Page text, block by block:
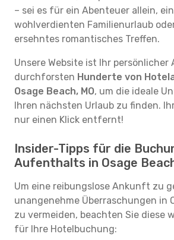
– sei es für ein Abenteuer allein,
wohlverdienten Familienurlaub
ersehntes romantisches Treffen.
Unsere Website ist Ihr persönlicher
durchforsten Hunderte von
Osage Beach, MO, um die ideale
Ihren nächsten Urlaub zu finden.
nur einen Klick entfernt!
Insider-Tipps für die
Aufenthalts in Osage
Um eine reibungslose Ankunft zu
unangenehme Überraschungen in
zu vermeiden, beachten Sie diese
für Ihre Hotelbuchung: